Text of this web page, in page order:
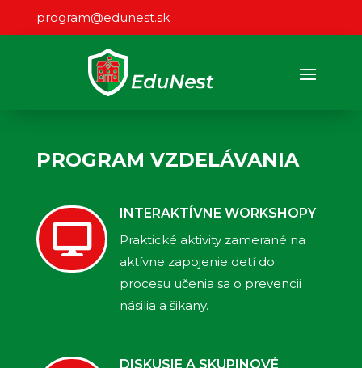
program@edunest.sk
PROGRAM VZDELÁVANIA

INTERAKTÍVNE WORKSHOPY
Praktické aktivity zamerané na
aktívne zapojenie detí do
procesu učenia sa o prevencii
násilia a šikany.
DISKUSIE A SKUPINOVÉ